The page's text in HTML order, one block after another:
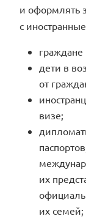
и оформлять
с
граждане
дети в
от
визе;
их
их семей;